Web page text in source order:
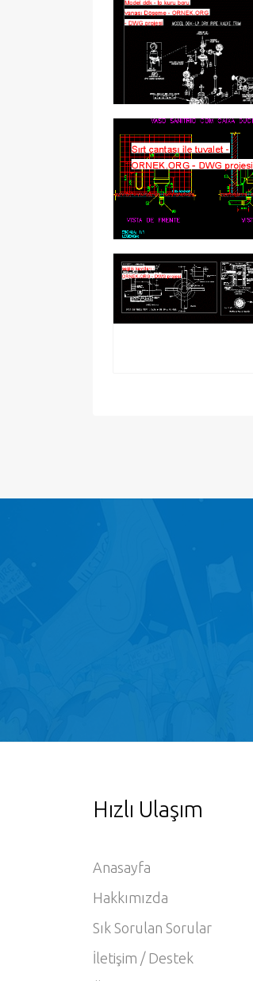
Hızlı Ulaşım
Anasayfa
Hakkımızda
Sık Sorulan Sorular
İletişim / Destek